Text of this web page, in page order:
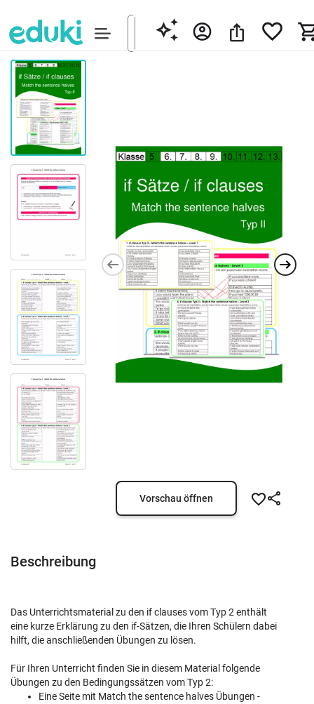
Vorschau öffnen
Beschreibung
Das Unterrichtsmaterial zu den if clauses vom Typ 2 enthält
eine kurze Erklärung zu den if-Sätzen, die Ihren Schülern dabei
hilft, die anschließenden Übungen zu lösen.
Für Ihren Unterricht finden Sie in diesem Material folgende
Übungen zu den Bedingungssätzen vom Typ 2:
Eine Seite mit Match the sentence halves Übungen -